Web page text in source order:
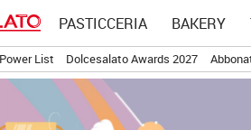
PASTICCERIA BAKERY
List Dolcesalato Awards 2027